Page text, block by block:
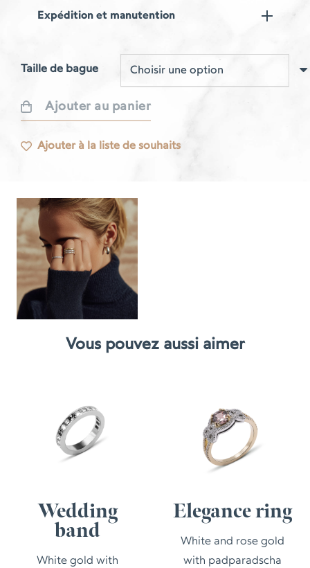
Expédition et manutention
Taille de bague
quantité
de
or
jaune
Ajouter au panier
Ajouter à la liste de souhaits
Vous pouvez aussi aimer
Elegance ring
with padparadscha
Harmonie
ring
White gold with